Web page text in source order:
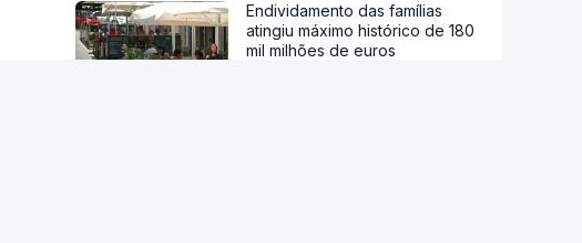
Endividamento das famílias
atingiu máximo histórico de 180
mil milhões de euros